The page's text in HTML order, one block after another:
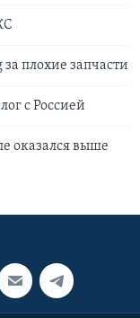
плохие запчасти
с Россией
оказался выше